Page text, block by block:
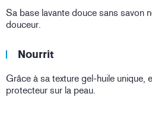
Sa base lavante douce sans savon
douceur.
Nourrit
Grâce à sa texture gel-huile unique,
protecteur sur la peau.